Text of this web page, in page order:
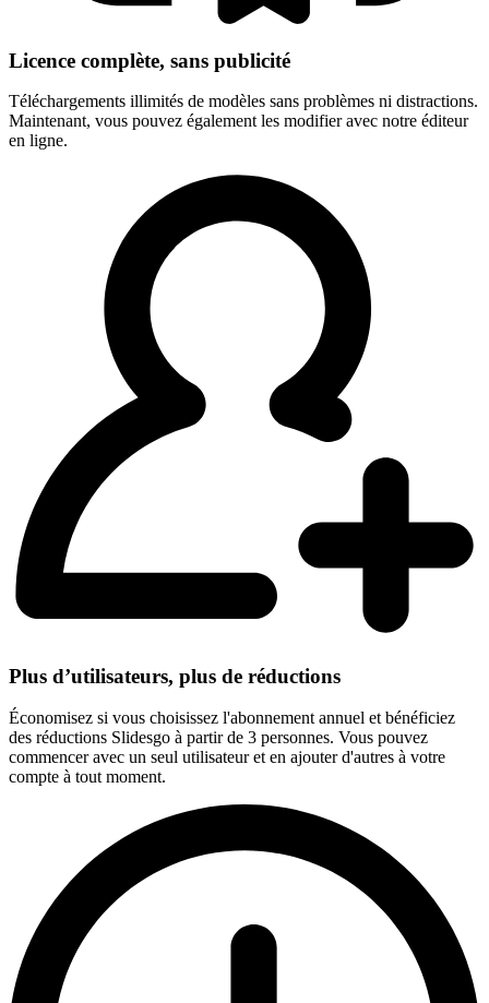
Licence complète, sans publicité
Téléchargements illimités de modèles sans problèmes ni distractions.
Maintenant, vous pouvez également les modifier avec notre éditeur
en ligne.
Plus d’utilisateurs, plus de réductions
Économisez si vous choisissez l'abonnement annuel et bénéficiez
des réductions Slidesgo à partir de 3 personnes. Vous pouvez
commencer avec un seul utilisateur et en ajouter d'autres à votre
compte à tout moment.